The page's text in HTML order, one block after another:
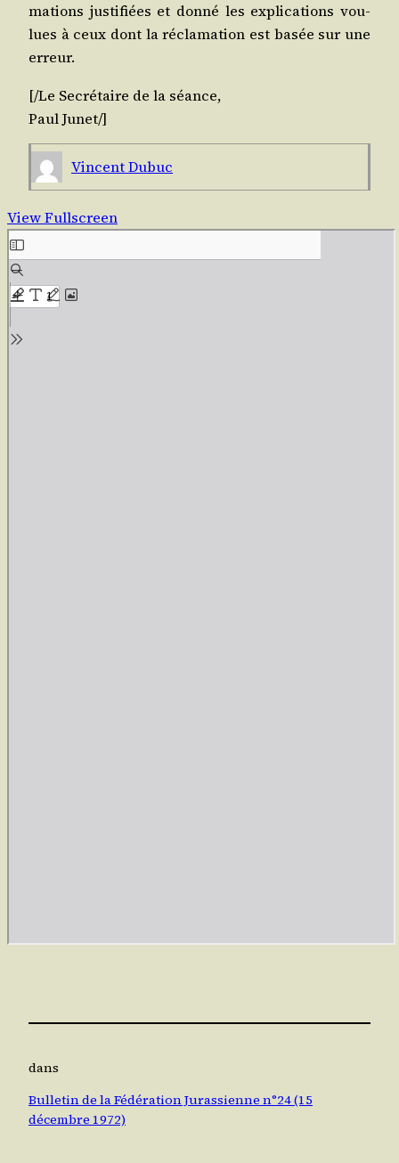
ma­tions jus­ti­fiées et don­né les expli­ca­tions vou­
lues à ceux dont la récla­ma­tion est basée sur une
erreur.
[/​Le Secré­taire de la séance,
Paul Junet/]
Vincent Dubuc
View Fullscreen
dans
Bulletin de la Fédération Jurassienne n°24 (15
décembre 1972)